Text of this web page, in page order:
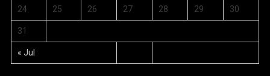
« Jul
24 25 26 27 28 29 30
31